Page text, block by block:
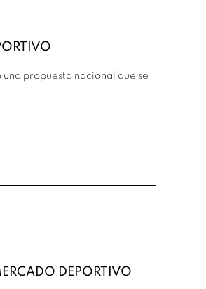
propuesta nacional que se
DEPORTIVO